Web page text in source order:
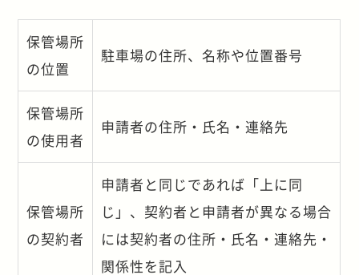
保管場所
の位置
駐車場の住所、名称や位置番号
保管場所
の使用者
申請者の住所・氏名・連絡先
保管場所
の契約者
申請者と同じであれば「上に同
じ」、契約者と申請者が異なる場合
には契約者の住所・氏名・連絡先・
関係性を記入